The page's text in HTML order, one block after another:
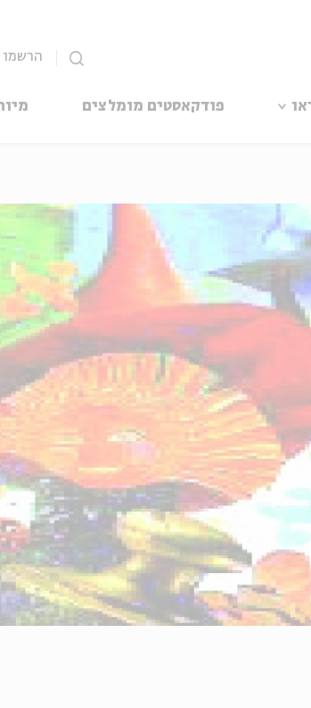
הרשמו
פודקאסטים מומלצים